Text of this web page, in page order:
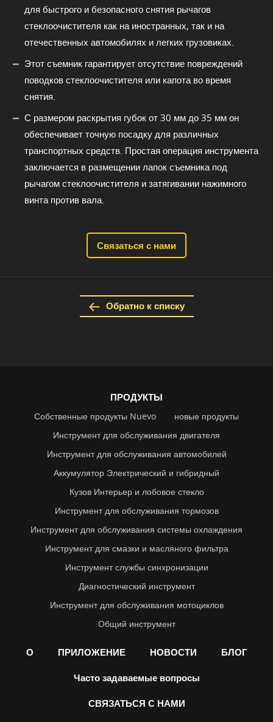
для быстрого и безопасного снятия рычагов
стеклоочистителя как на иностранных, так и на
отечественных автомобилях и легких грузовиках.
Этот съемник гарантирует отсутствие повреждений
поводков стеклоочистителя или капота во время
снятия.
С размером раскрытия губок от 30 мм до 35 мм он
обеспечивает точную посадку для различных
транспортных средств. Простая операция инструмента
заключается в размещении лапок съемника под
рычагом стеклоочистителя и затягивании нажимного
винта против вала.
Связаться с нами
Обратно к списку
ПРОДУКТЫ
Собственные продукты Nuevo
новые продукты
Инструмент для обслуживания двигателя
Инструмент для обслуживания автомобилей
Аккумулятор Электрический и гибридный
Кузов Интерьер и лобовое стекло
Инструмент для обслуживания тормозов
Инструмент для обслуживания системы охлаждения
Инструмент для смазки и масляного фильтра
Инструмент службы синхронизации
Диагностический инструмент
Инструмент для обслуживания мотоциклов
Общий инструмент
О ПРИЛОЖЕНИЕ НОВОСТИ БЛОГ
Часто задаваемые вопросы
СВЯЗАТЬСЯ С НАМИ